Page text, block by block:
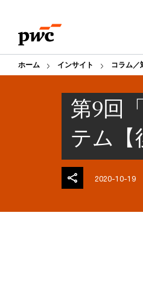
content
footer
ホーム インサイト コラム／
第9回
テム【
2020-10-19